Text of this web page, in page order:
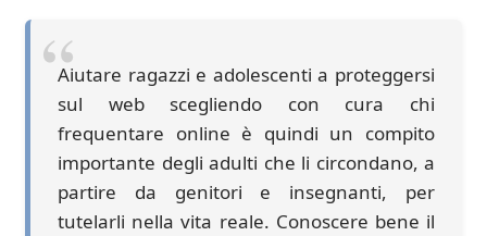
Aiutare ragazzi e adolescenti a proteggersi
sul web scegliendo con cura chi
frequentare online è quindi un compito
importante degli adulti che li circondano, a
partire da genitori e insegnanti, per
tutelarli nella vita reale. Conoscere bene il